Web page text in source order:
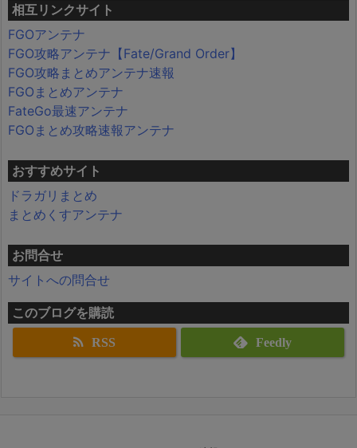
相互リンクサイト
FGOアンテナ
FGO攻略アンテナ【Fate/Grand Order】
FGO攻略まとめアンテナ速報
FGOまとめアンテナ
FateGo最速アンテナ
FGOまとめ攻略速報アンテナ
おすすめサイト
ドラガリまとめ
まとめくすアンテナ
お問合せ
サイトへの問合せ
このブログを購読
RSS Feedly